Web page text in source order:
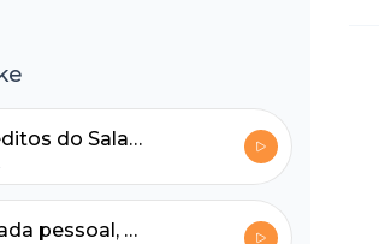
Pós-Créditos do SaladaCult
Não é nada pessoal, mas talvez seja